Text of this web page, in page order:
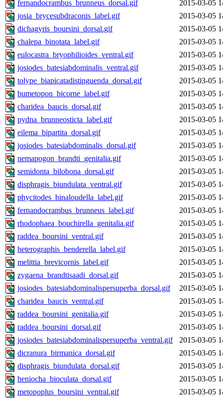
fernandocrambus_brunneus_dorsal.gif
2015-03-05
josia_brycesubdraconis_label.gif
2015-03-05
dichagyris_boursini_dorsal.gif
2015-03-05
chalepa_binotata_label.gif
2015-03-05
eulocastra_bryophilioides_ventral.gif
2015-03-05
josiodes_batesiabdominalis_ventral.gif
2015-03-05
tolype_biapicatadistinguenda_dorsal.gif
2015-03-05
bumetopon_bicorne_label.gif
2015-03-05
charidea_baucis_dorsal.gif
2015-03-05
pydna_brunneosticta_label.gif
2015-03-05
eilema_bipartita_dorsal.gif
2015-03-05
josiodes_batesiabdominalis_dorsal.gif
2015-03-05
nemapogon_brandti_genitalia.gif
2015-03-05
semidonta_bilobona_dorsal.gif
2015-03-05
disphragis_biundulata_ventral.gif
2015-03-05
phycitodes_binaloudella_label.gif
2015-03-05
fernandocrambus_brunneus_label.gif
2015-03-05
rhodophaea_bouchirella_genitalia.gif
2015-03-05
raddea_boursini_ventral.gif
2015-03-05
heterographis_benderella_label.gif
2015-03-05
melittia_brevicornis_label.gif
2015-03-05
zygaena_brandtisaadi_dorsal.gif
2015-03-05
josiodes_batesiabdominalispersuperba_dorsal.gif
2015-03-05
charidea_baucis_ventral.gif
2015-03-05
raddea_boursini_genitalia.gif
2015-03-05
raddea_boursini_dorsal.gif
2015-03-05
josiodes_batesiabdominalispersuperba_ventral.gif
2015-03-05
dicranura_birmanica_dorsal.gif
2015-03-05
disphragis_biundulata_dorsal.gif
2015-03-05
heniocha_bioculata_dorsal.gif
2015-03-05
metopoplus_boursini_ventral.gif
2015-03-05